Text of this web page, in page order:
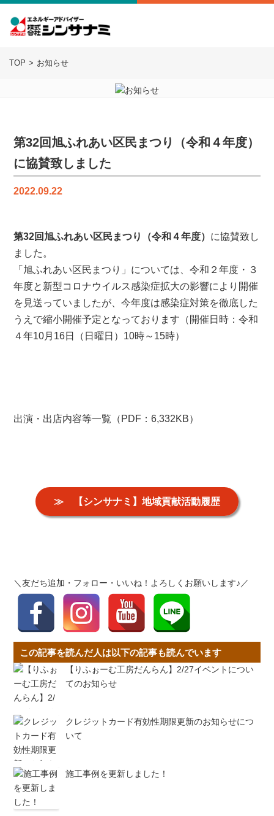
TOP お知らせ
第32回旭ふれあい区民まつり（令和４年度）
に協賛致しました
2022.09.22
第32回旭ふれあい区民まつり（令和４年度） に協賛致し
ました。
「旭ふれあい区民まつり」については、令和２年度・３
年度と新型コロナウイルス感染症拡大の影響により開催
を見送っていましたが、今年度は感染症対策を徹底した
うえで縮小開催予定となっております（開催日時：令和
４年10月16日（日曜日）10時～15時）
出演・出店内容等一覧（PDF：6,332KB）
≫ 【シンサナミ】地域貢献活動履歴
＼友だち追加・フォロー・いいね！よろしくお願いします♪／
この記事を読んだ人は以下の記事も読んでいます
【りふぉーむ工房だんらん】2/27イベントについ
てのお知らせ
クレジットカード有効性期限更新のお知らせにつ
いて
施工事例を更新しました！